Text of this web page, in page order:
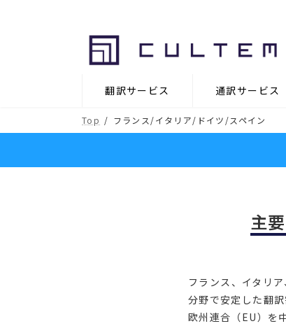
キ
プ
に
動
翻訳サービス 通訳サービス
Top フランス/イタリア/ドイツ/スペイン
主
フランス、イタリ
分野で安定した翻訳
欧州連合（EU）を